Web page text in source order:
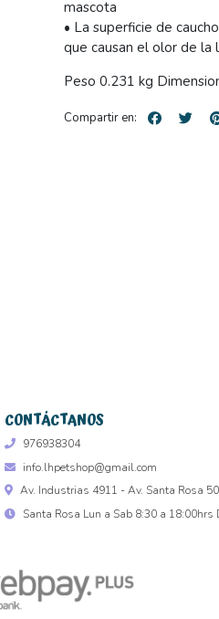
mascota
• La superficie de
que causan el olor de la
Peso 0.231 kg
Compartir en:
CONTÁCTANOS
976938304
info.lhpetshop@gmail.com
Av. Industrias 4911 - Av. Santa Rosa
Santa Rosa Lun a Sab 8:30 a